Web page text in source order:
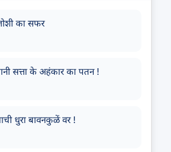
का सफर
सत्ता के अहंकार का पतन !
धुरा बावनकुळें वर !